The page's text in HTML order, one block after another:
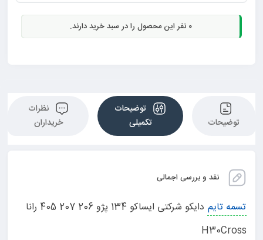
0 نفر این محصول را در سبد خرید دارند.
توضیحات
توضیحات
تکمیلی
نظرات
خریداران
نقد و بررسی اجمالی
تسمه تایم
دایکو شرکتی ایساکو 134 پژو 206 207 405 رانا
H30Cross